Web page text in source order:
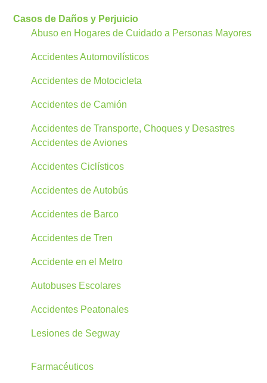
Casos de Daños y Perjuicio
Abuso en Hogares de Cuidado a Personas Mayores
Accidentes Automovilísticos
Accidentes de Motocicleta
Accidentes de Camión
Accidentes de Transporte, Choques y Desastres
Accidentes de Aviones
Accidentes Ciclísticos
Accidentes de Autobús
Accidentes de Barco
Accidentes de Tren
Accidente en el Metro
Autobuses Escolares
Accidentes Peatonales
Lesiones de Segway
Farmacéuticos